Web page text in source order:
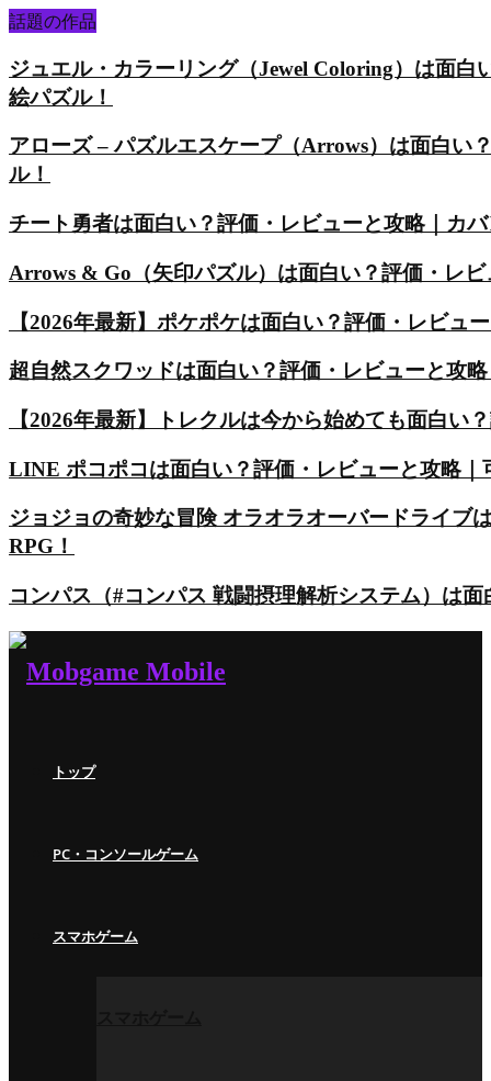
話題の作品
ジュエル・カラーリング（Jewel Coloring）は面
絵パズル！
アローズ – パズルエスケープ（Arrows）は面白い
ル！
チート勇者は面白い？評価・レビューと攻略｜カ
Arrows & Go（矢印パズル）は面白い？評価・レ
【2026年最新】ポケポケは面白い？評価・レビ
超自然スクワッドは面白い？評価・レビューと攻
【2026年最新】トレクルは今から始めても面白
LINE ポコポコは面白い？評価・レビューと攻略
ジョジョの奇妙な冒険 オラオラオーバードライブ
RPG！
コンパス（#コンパス 戦闘摂理解析システム）は
トップ
PC・コンソールゲーム
スマホゲーム